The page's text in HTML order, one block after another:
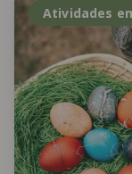
Atividades